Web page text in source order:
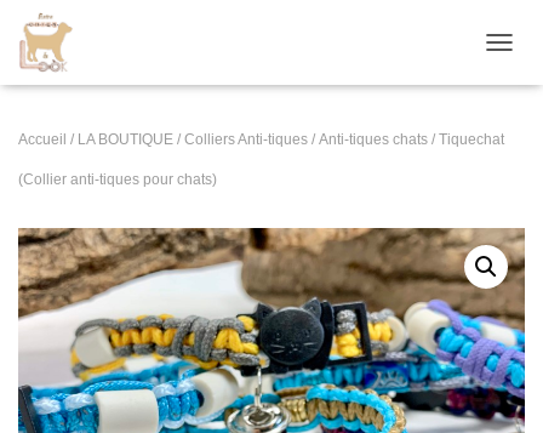
É
L
A
N
V
I
G
A
T
I
Accueil / LA BOUTIQUE / Colliers Anti-tiques / Anti-tiques chats / Tiquechat
(Collier anti-tiques pour chats)